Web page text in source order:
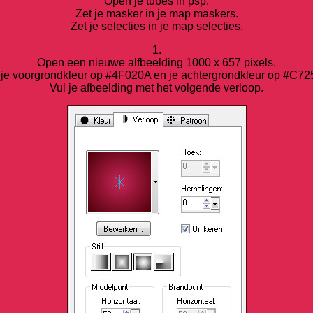
Zet je masker in je map maskers.
Zet je selecties in je map selecties.
1.
Open een nieuwe alfbeelding 1000 x 657 pixels.
voorgrondkleur op #4F020A en je achtergrondkleur op
Vul je afbeelding met het volgende verloop.